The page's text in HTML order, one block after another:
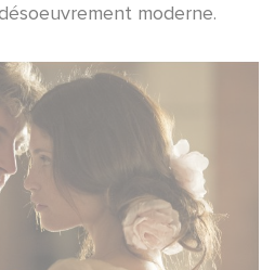
moderne.